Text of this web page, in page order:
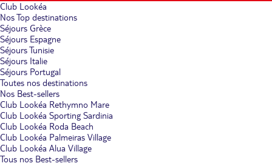
Club Lookéa
Nos Top destinations
Séjours Grèce
Séjours Espagne
Séjours Tunisie
Séjours Italie
Séjours Portugal
Toutes nos destinations
Nos Best-sellers
Club Lookéa Rethymno Mare
Club Lookéa Sporting Sardinia
Club Lookéa Roda Beach
Club Lookéa Palmeiras Village
Club Lookéa Alua Village
Tous nos Best-sellers